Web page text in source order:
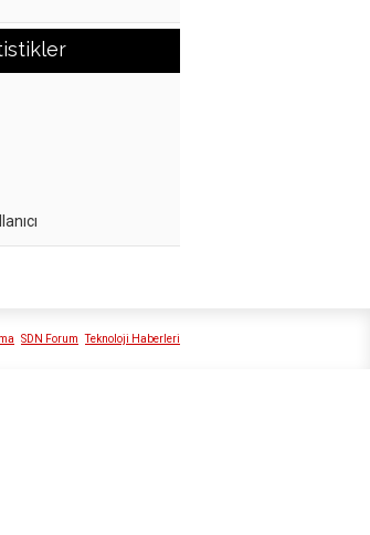
SDN Forum Teknoloji Haberleri